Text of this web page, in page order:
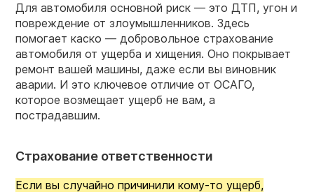
Для автомобиля основной риск — это ДТП, угон и
повреждение от злоумышленников. Здесь
помогает каско — добровольное страхование
автомобиля от ущерба и хищения. Оно покрывает
ремонт вашей машины, даже если вы виновник
аварии. И это ключевое отличие от ОСАГО,
которое возмещает ущерб не вам, а
пострадавшим.
Страхование ответственности
Если вы случайно причинили кому-то ущерб,